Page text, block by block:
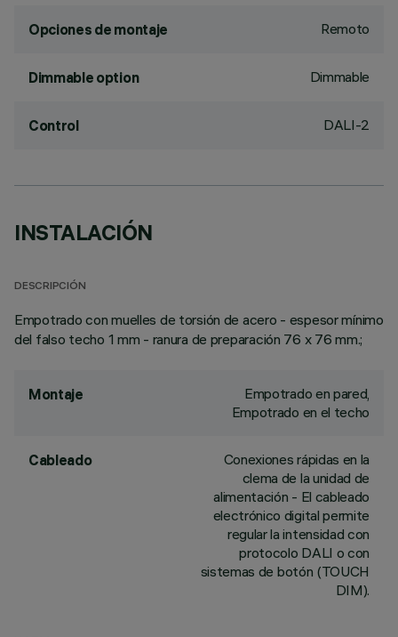
Opciones de montaje Remoto
Dimmable option Dimmable
Control DALI-2
INSTALACIÓN
DESCRIPCIÓN
Empotrado con muelles de torsión de acero - espesor mínimo
del falso techo 1 mm - ranura de preparación 76 x 76 mm.;
Montaje
Empotrado en pared,
Empotrado en el techo
Cableado
Conexiones rápidas en la
clema de la unidad de
alimentación - El cableado
electrónico digital permite
regular la intensidad con
protocolo DALI o con
sistemas de botón (TOUCH
DIM).